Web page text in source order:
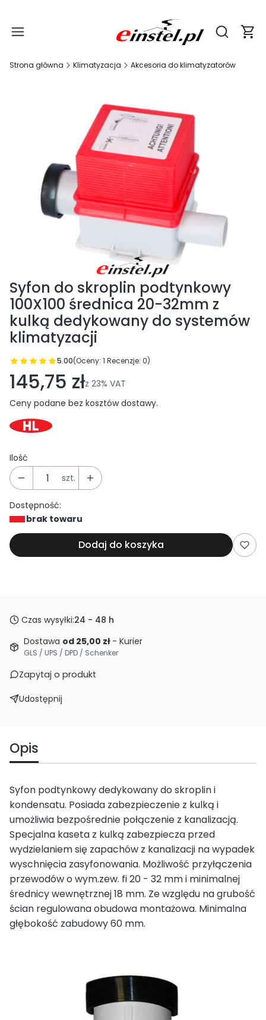
Otwórz
Strona główna Klimatyzacja Akcesoria do klimatyzatorów
Syfon do skroplin podtynkowy
100X100 średnica 20-32mm z
kulką dedykowany do systemów
klimatyzacji
5.00(Oceny: 1 Recenzje: 0)
Przejdź do sekcji Opinie
145,75 złz 23% VAT
Ceny podane bez kosztów dostawy.
Ilość
szt.
Dostępność:
brak towaru
Dodaj do koszyka
Czas wysyłki:24 - 48 h
Dostawa od 25,00 zł - Kurier
GLS / UPS / DPD / Schenker
Zapytaj o produkt
Udostępnij
Opis
Syfon podtynkowy dedykowany do skroplin i
kondensatu. Posiada zabezpieczenie z kulką i
umożliwia bezpośrednie połączenie z kanalizacją.
Specjalna kaseta z kulką zabezpiecza przed
wydzielaniem się zapachów z kanalizacji na wypadek
wyschnięcia zasyfonowania. Możliwość przyłączenia
przewodów o wym.zew. fi 20 - 32 mm i minimalnej
średnicy wewnętrznej 18 mm. Ze względu na grubość
ścian regulowana obudowa montażowa. Minimalna
głębokość zabudowy 60 mm.